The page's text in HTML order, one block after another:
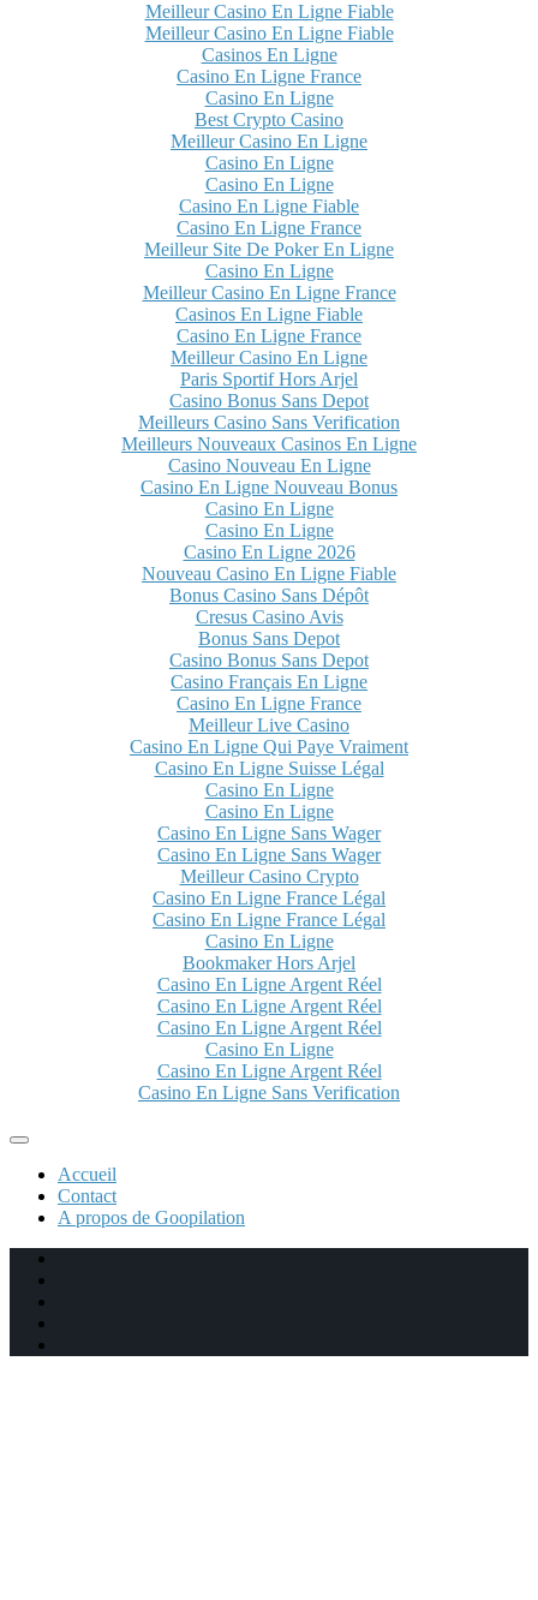
Meilleur Casino En Ligne Fiable
Meilleur Casino En Ligne Fiable
Casinos En Ligne
Casino En Ligne France
Casino En Ligne
Best Crypto Casino
Meilleur Casino En Ligne
Casino En Ligne
Casino En Ligne
Casino En Ligne Fiable
Casino En Ligne France
Meilleur Site De Poker En Ligne
Casino En Ligne
Meilleur Casino En Ligne France
Casinos En Ligne Fiable
Casino En Ligne France
Meilleur Casino En Ligne
Paris Sportif Hors Arjel
Casino Bonus Sans Depot
Meilleurs Casino Sans Verification
Meilleurs Nouveaux Casinos En Ligne
Casino Nouveau En Ligne
Casino En Ligne Nouveau Bonus
Casino En Ligne
Casino En Ligne
Casino En Ligne 2026
Nouveau Casino En Ligne Fiable
Bonus Casino Sans Dépôt
Cresus Casino Avis
Bonus Sans Depot
Casino Bonus Sans Depot
Casino Français En Ligne
Casino En Ligne France
Meilleur Live Casino
Casino En Ligne Qui Paye Vraiment
Casino En Ligne Suisse Légal
Casino En Ligne
Casino En Ligne
Casino En Ligne Sans Wager
Casino En Ligne Sans Wager
Meilleur Casino Crypto
Casino En Ligne France Légal
Casino En Ligne France Légal
Casino En Ligne
Bookmaker Hors Arjel
Casino En Ligne Argent Réel
Casino En Ligne Argent Réel
Casino En Ligne Argent Réel
Casino En Ligne
Casino En Ligne Argent Réel
Casino En Ligne Sans Verification
Accueil
Contact
A propos de Goopilation